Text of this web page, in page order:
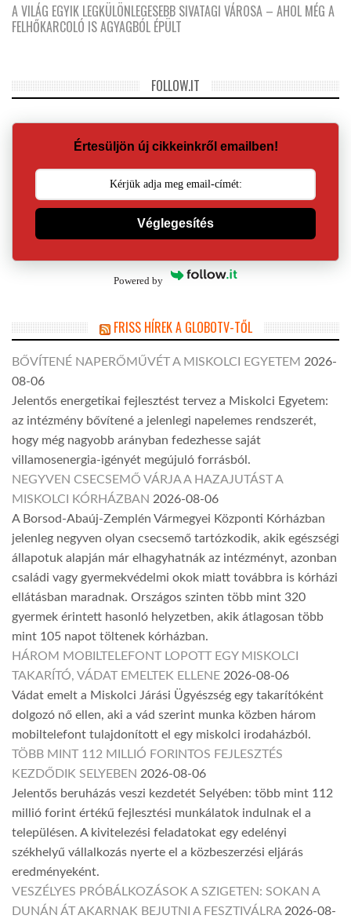
A VILÁG EGYIK LEGKÜLÖNLEGESEBB SIVATAGI VÁROSA – AHOL MÉG A
FELHŐKARCOLÓ IS AGYAGBÓL ÉPÜLT
FOLLOW.IT
Értesüljön új cikkeinkről emailben!
Véglegesítés
Powered by
FRISS HÍREK A GLOBOTV-TŐL
BŐVÍTENÉ NAPERŐMŰVÉT A MISKOLCI EGYETEM 2026-
08-06
Jelentős energetikai fejlesztést tervez a Miskolci Egyetem:
az intézmény bővítené a jelenlegi napelemes rendszerét,
hogy még nagyobb arányban fedezhesse saját
villamosenergia-igényét megújuló forrásból.
NEGYVEN CSECSEMŐ VÁRJA A HAZAJUTÁST A
MISKOLCI KÓRHÁZBAN 2026-08-06
A Borsod-Abaúj-Zemplén Vármegyei Központi Kórházban
jelenleg negyven olyan csecsemő tartózkodik, akik egészségi
állapotuk alapján már elhagyhatnák az intézményt, azonban
családi vagy gyermekvédelmi okok miatt továbbra is kórházi
ellátásban maradnak. Országos szinten több mint 320
gyermek érintett hasonló helyzetben, akik átlagosan több
mint 105 napot töltenek kórházban.
HÁROM MOBILTELEFONT LOPOTT EGY MISKOLCI
TAKARÍTÓ, VÁDAT EMELTEK ELLENE 2026-08-06
Vádat emelt a Miskolci Járási Ügyészség egy takarítóként
dolgozó nő ellen, aki a vád szerint munka közben három
mobiltelefont tulajdonított el egy miskolci irodaházból.
TÖBB MINT 112 MILLIÓ FORINTOS FEJLESZTÉS
KEZDŐDIK SELYEBEN 2026-08-06
Jelentős beruházás veszi kezdetét Selyében: több mint 112
millió forint értékű fejlesztési munkálatok indulnak el a
településen. A kivitelezési feladatokat egy edelényi
székhelyű vállalkozás nyerte el a közbeszerzési eljárás
eredményeként.
VESZÉLYES PRÓBÁLKOZÁSOK A SZIGETEN: SOKAN A
DUNÁN ÁT AKARNAK BEJUTNI A FESZTIVÁLRA 2026-08-